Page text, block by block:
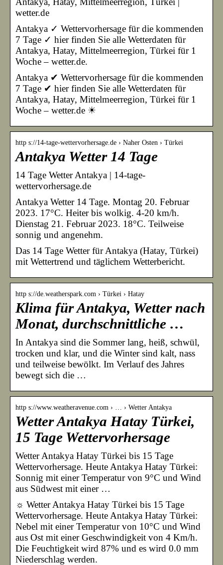
wetter.de
Antakya ✓ Wettervorhersage für die kommenden
7 Tage ✓ hier finden Sie alle Wetterdaten für
Antakya, Hatay, Mittelmeerregion, Türkei für 1
Woche – wetter.de.
Antakya ✔ Wettervorhersage für die kommenden
7 Tage ✔ hier finden Sie alle Wetterdaten für
Antakya, Hatay, Mittelmeerregion, Türkei für 1
Woche – wetter.de ☀
http s://14-tage-wettervorhersage.de › Naher Osten › Türkei
Antakya Wetter 14 Tage
14 Tage Wetter Antakya | 14-tage-
wettervorhersage.de
Antakya Wetter 14 Tage. Montag 20. Februar
2023. 17°C. Heiter bis wolkig. 4-20 km/h.
Dienstag 21. Februar 2023. 18°C. Teilweise
sonnig und angenehm.
Das 14 Tage Wetter für Antakya (Hatay, Türkei)
mit Wettertrend und täglichem Wetterbericht.
http s://de.weatherspark.com › Türkei › Hatay
Klima für Antakya, Wetter nach
Monat, durchschnittliche …
In Antakya sind die Sommer lang, heiß, schwül,
trocken und klar, und die Winter sind kalt, nass
und teilweise bewölkt. Im Verlauf des Jahres
bewegt sich die …
http s://www.weatheravenue.com › … › Wetter Antakya
Wetter Antakya Hatay Türkei,
15 Tage Wettervorhersage
Wetter Antakya Hatay Türkei bis 15 Tage
Wettervorhersage. Heute Antakya Hatay Türkei:
Sonnig mit einer Temperatur von 9°C und Wind
aus Südwest mit einer …
☼ Wetter Antakya Hatay Türkei bis 15 Tage
Wettervorhersage. Heute Antakya Hatay Türkei:
Nebel mit einer Temperatur von 10°C und Wind
aus Ost mit einer Geschwindigkeit von 4 Km/h.
Die Feuchtigkeit wird 87% und es wird 0.0 mm
Niederschlag werden.